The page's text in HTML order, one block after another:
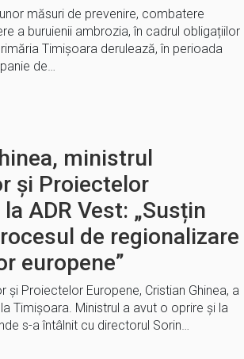
măsuri de prevenire, combatere
a buruienii ambrozia, în cadrul obligațiilor
Timișoara derulează, în perioada
de…
ministrul
și Proiectelor
ADR Vest: „Susțin
de regionalizare
europene”
și Proiectelor Europene, Cristian Ghinea, a
Timișoara. Ministrul a avut o oprire și la
s-a întâlnit cu directorul Sorin…